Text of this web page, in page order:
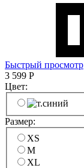
Быстрый просмотр
3 599 Р
Цвет:
Размер:
XS
M
XL